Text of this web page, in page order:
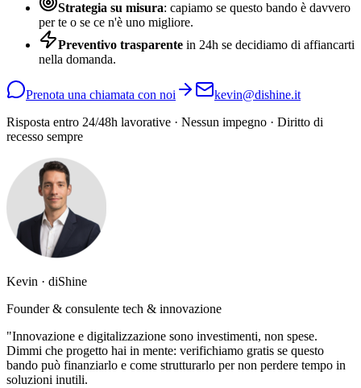
Strategia su misura: capiamo se questo bando è davvero
per te o se ce n'è uno migliore.
Preventivo trasparente in 24h se decidiamo di affiancarti
nella domanda.
Prenota una chiamata con noi
kevin@dishine.it
Risposta entro 24/48h lavorative · Nessun impegno · Diritto di
recesso sempre
Kevin · diShine
Founder & consulente tech & innovazione
"Innovazione e digitalizzazione sono investimenti, non spese.
Dimmi che progetto hai in mente: verifichiamo gratis se questo
bando può finanziarlo e come strutturarlo per non perdere tempo in
soluzioni inutili.